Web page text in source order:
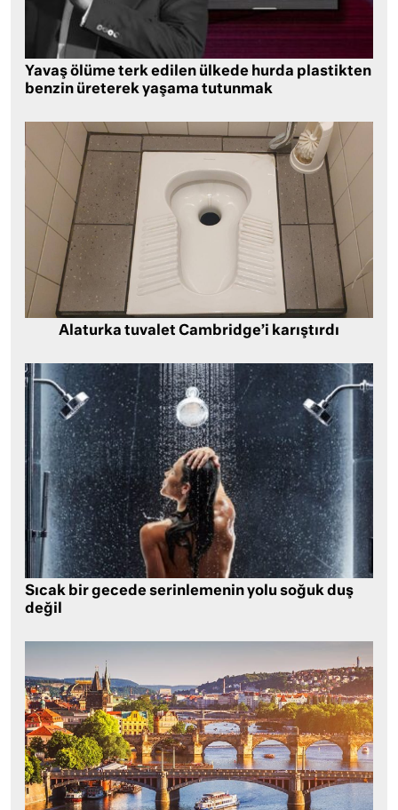
Yavaş ölüme terk edilen ülkede hurda plastikten
benzin üreterek yaşama tutunmak
Alaturka tuvalet Cambridge’i karıştırdı
Sıcak bir gecede serinlemenin yolu soğuk duş
değil